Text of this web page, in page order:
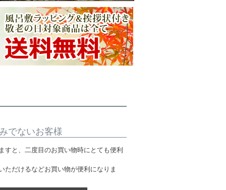
でないお客様
すと、二度目のお買い物時にとても便利
ただけるなどお買い物が便利になりま